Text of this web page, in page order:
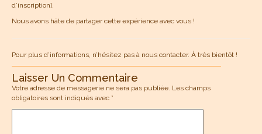
d’inscription].
Nous avons hâte de partager cette expérience avec vous !
Pour plus d’informations, n’hésitez pas à nous contacter. À très bientôt !
Laisser Un Commentaire
Votre adresse de messagerie ne sera pas publiée. Les champs
obligatoires sont indiqués avec *